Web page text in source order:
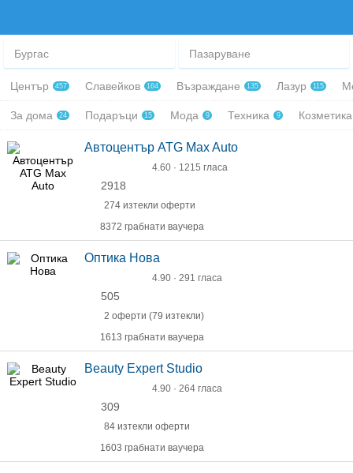
Бургас Пазаруване
Център 457 Славейков 164 Възраждане 135 Лазур 115
За дома 24 Подаръци 15 Мода 9 Техника 9
Автоцентър ATG Max Auto
4.60 · 1215 гласа
2918
274 изтекли оферти
8372 грабнати ваучера
Оптика Нова
4.90 · 291 гласа
505
2 оферти (79 изтекли)
1613 грабнати ваучера
Beauty Expert Studio
4.90 · 264 гласа
309
84 изтекли оферти
1603 грабнати ваучера